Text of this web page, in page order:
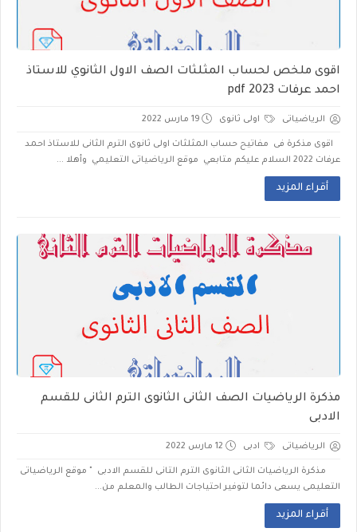
اقوى ملخص لحساب المثلثات الصف الاول الثانوي للاستاذ
احمد عرفات 2023 pdf
الرياضياتى اولى ثانوى 19 مارس 2022
اقوى مذكرة فى مفاتيح حساب المثلثات اولى ثانوى الترم الثانى للاستاذ احمد
عرفات 2022 السلام عليكم متابعي موقع الرياضياتى التعليمي وأهلا ...
أقراء المزيد
مذكرة الرياضيات الصف الثانى الثانوى الترم الثانى للقسم
الادبى
الرياضياتى ادبى 12 مارس 2022
مذكرة الرياضيات الثانى الثانوى الترم التانى للقسم الادبى " موقع الرياضياتى
التعليمى يسعى دائما لتوفير احتياجات الطالب والمعلم من...
أقراء المزيد